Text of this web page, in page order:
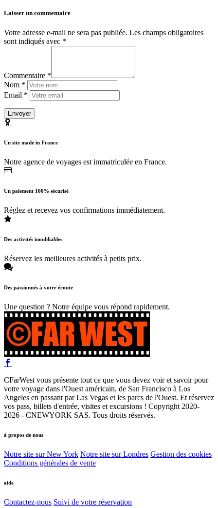
Laisser un commentaire
Votre adresse e-mail ne sera pas publiée. Les champs obligatoires
sont indiqués avec *
Commentaire *
Nom *
Email *
Un site made in France
Notre agence de voyages est immatriculée en France.
Un paiement 100% sécurisé
Réglez et recevez vos confirmations immédiatement.
Des activités inoubliables
Réservez les meilleures activités à petits prix.
Des passionnés à votre écoute
Une question ? Notre équipe vous répond rapidement.
CFarWest vous présente tout ce que vous devez voir et savoir pour
votre voyage dans l'Ouest américain, de San Francisco à Los
Angeles en passant par Las Vegas et les parcs de l'Ouest. Et réservez
vos pass, billets d'entrée, visites et excursions ! Copyright 2020-
2026 - CNEWYORK SAS. Tous droits réservés.
à propos de nous
Notre site sur New York Notre site sur Londres Gestion des cookies
Conditions générales de vente
aide
Contactez-nous Suivi de votre réservation